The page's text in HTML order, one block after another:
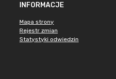
INFORMACJE
Mapa strony
Rejestr zmian
Statystyki odwiedzin